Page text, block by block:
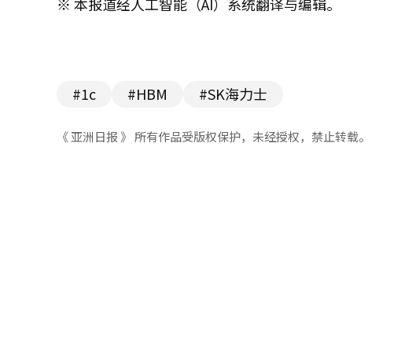
#1c #HBM #SK海力士
《 亚洲日报 》 所有作品受版权保护，未经授权，禁止转载。